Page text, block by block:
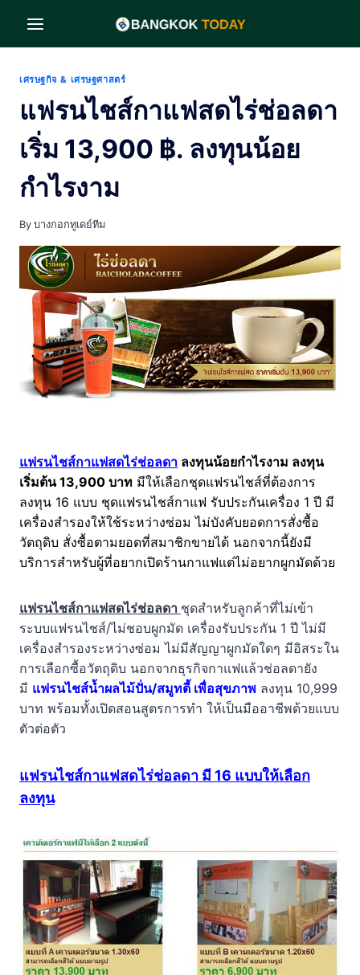
content
เศรษฐกิจ & เศรษฐศาสตร์
แฟรนไชส์กาแฟสดไร่ช่อลดา
เริ่ม 13,900 ฿. ลงทุนน้อย
กำไรงาม
By บางกอกทูเดย์ทีม
แฟรนไชส์กาแฟสดไร่ช่อลดา ลงทุนน้อยกำไรงาม ลงทุน
เริ่มต้น 13,900 บาท มีให้เลือกชุดแฟรนไชส์ที่ต้องการ
ลงทุน 16 แบบ ชุดแฟรนไชส์กาแฟ รับประกันเครื่อง 1 ปี มี
เครื่องสำรองให้ใช้ระหว่างซ่อม ไม่บังคับยอดการสั่งซื้อ
วัตถุดิบ สั่งซื้อตามยอดที่สมาชิกขายได้ นอกจากนี้ยังมี
บริการสำหรับผู้ที่อยากเปิดร้านกาแฟแต่ไม่อยากผูกมัดด้วย
แฟรนไชส์กาแฟสดไร่ช่อลดา ชุดสำหรับลูกค้าที่ไม่เข้า
ระบบแฟรนไชส์/ไม่ชอบผูกมัด เครื่องรับประกัน 1 ปี ไม่มี
เครื่องสำรองระหว่างซ่อม ไม่มีสัญญาผูกมัดใดๆ มีอิสระใน
การเลือกซื้อวัตถุดิบ นอกจากธุรกิจกาแฟแล้วช่อลดายัง
มี แฟรนไชส์น้ำผลไม้ปั่น/สมูทตี้ เพื่อสุขภาพ ลงทุน 10,999
บาท พร้อมทั้งเปิดสอนสูตรการทำ ให้เป็นมืออาชีพด้วยแบบ
ตัวต่อตัว
แฟรนไชส์กาแฟสดไร่ช่อลดา มี 16 แบบให้เลือก
ลงทุน